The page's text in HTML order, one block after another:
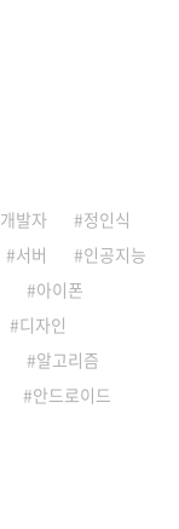
개발자
정인식
서버
인공지능
아이폰
디자인
알고리즘
안드로이드